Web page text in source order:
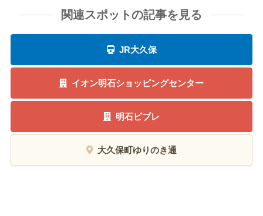
関連スポットの記事を見る
JR大久保
イオン明石ショッピングセンター
明石ビブレ
大久保町ゆりのき通